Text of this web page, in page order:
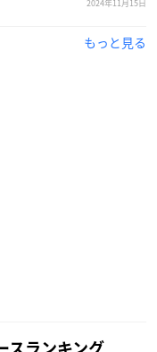
2024年11月15日
もっと見る
スランキング